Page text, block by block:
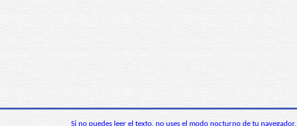
Si no puedes leer el texto, no uses el modo nocturno de tu navegador.